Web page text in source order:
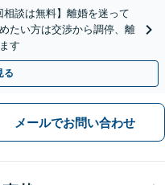
談は無料】離婚を迷って
たい方は交渉から調停、離
す
る
メールでお問い合わせ